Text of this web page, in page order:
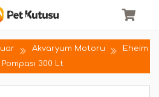
Akvaryum Motoru
Eheim
300 Lt